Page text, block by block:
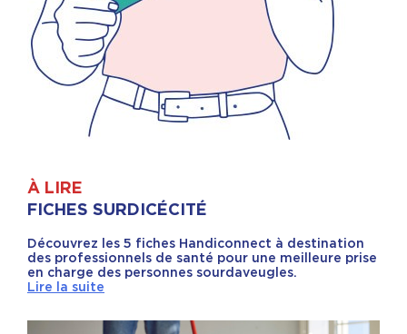
À LIRE
FICHES SURDICÉCITÉ
Découvrez les 5 fiches Handiconnect à destination
des professionnels de santé pour une meilleure prise
en charge des personnes sourdaveugles.
Lire la suite